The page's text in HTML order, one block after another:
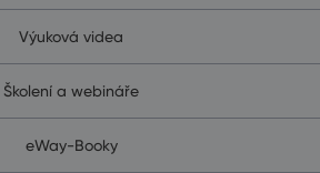
Výuková videa
Školení a webináře
eWay-Booky